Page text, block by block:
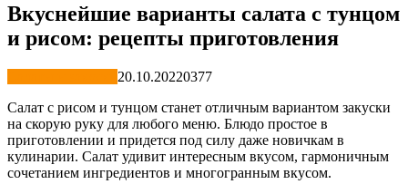
Вкуснейшие варианты салата с тунцом
и рисом: рецепты приготовления
20.10.20220377
Салат с рисом и тунцом станет отличным вариантом закуски
на скорую руку для любого меню. Блюдо простое в
приготовлении и придется под силу даже новичкам в
кулинарии. Салат удивит интересным вкусом, гармоничным
сочетанием ингредиентов и многогранным вкусом.